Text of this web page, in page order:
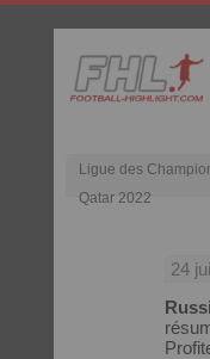
Ligue des
Qatar 2022
24